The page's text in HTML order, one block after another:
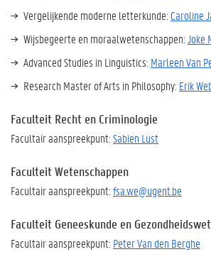
Vergelijkende moderne letterkunde: Caroline
Wijsbegeerte en moraalwetenschappen:Joke
Advanced Studies in Linguistics: Marleen Van
Research Master of Arts in Philosophy: Erik
Faculteit Recht en Criminologie
Facultair aanspreekpunt:Sabien Lust
Faculteit Wetenschappen
Facultair aanspreekpunt:fsa.we@ugent.be
Faculteit Geneeskunde en
Facultair aanspreekpunt: Peter Van den Berghe